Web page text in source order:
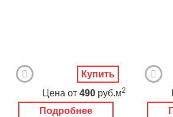
Подробнее
Цена от 490 руб.м2
Купить